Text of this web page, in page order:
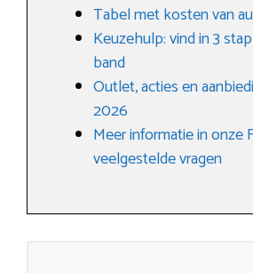
Tabel met kosten van
Keuzehulp: vind in 3
band
Outlet, acties en
2026
Meer informatie in onze
veelgestelde vragen